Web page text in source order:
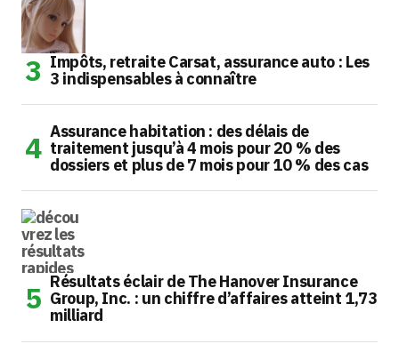
Impôts, retraite Carsat, assurance auto : Les
3 indispensables à connaître
Assurance habitation : des délais de
traitement jusqu’à 4 mois pour 20 % des
dossiers et plus de 7 mois pour 10 % des cas
Résultats éclair de The Hanover Insurance
Group, Inc. : un chiffre d’affaires atteint 1,73
milliard